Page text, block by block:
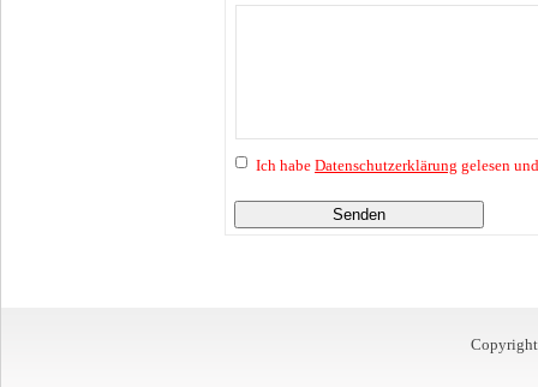
Ich habe Datenschutzerklärung gelesen
Senden